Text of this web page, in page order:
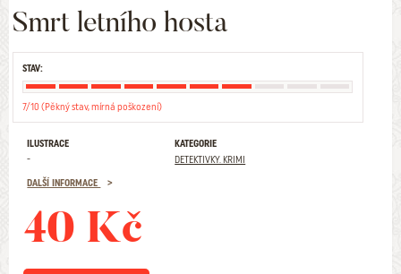
Smrt letního hosta
STAV:
7/10 (Pěkný stav, mírná poškození)
ILUSTRACE
-
KATEGORIE
DETEKTIVKY. KRIMI
DALŠÍ INFORMACE
40 Kč